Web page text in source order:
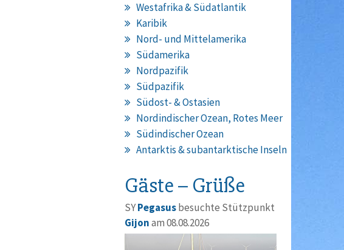
Westafrika & Südatlantik
Karibik
Nord- und Mittelamerika
Südamerika
Nordpazifik
Südpazifik
Südost- & Ostasien
Nordindischer Ozean, Rotes Meer
Südindischer Ozean
Antarktis & subantarktische Inseln
Gäste – Grüße
SYPegasusbesuchte Stützpunkt
Gijonam 08.08.2026